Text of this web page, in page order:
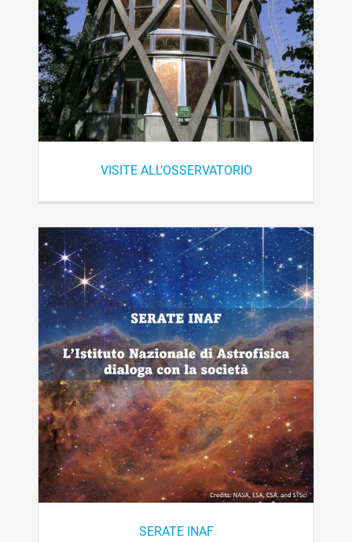
VISITE ALL’OSSERVATORIO
SERATE INAF